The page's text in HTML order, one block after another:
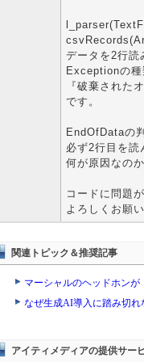
データを2行
Exceptionの
『破棄され
です。
EndOfDataの
必ず2行目を
何が原因なの
コードに問題
よろしくお願
関連トピック＆推奨記事
マーシャルのヘッドホン
なぜ生成AI導入に踏み切
アイティメディアの提供サー